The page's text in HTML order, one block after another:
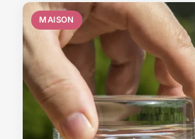
MAISON